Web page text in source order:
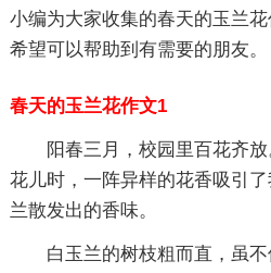
小编为大家收集的春天的玉兰
希望可以帮助到有需要的朋友。
春天的玉兰花作文1
阳春三月，校园里百花齐
花儿时，一阵异样的花香吸引
兰散发出的香味。
白玉兰的树枝粗而直，虽